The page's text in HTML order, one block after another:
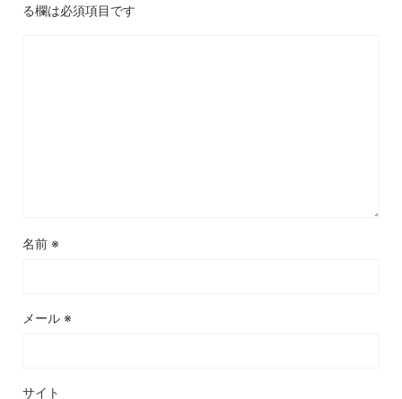
る欄は必須項目です
名前 ※
メール ※
サイト